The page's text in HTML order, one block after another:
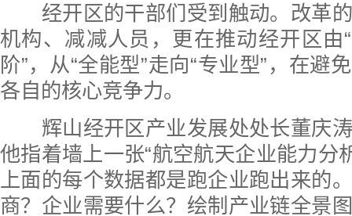
经开区的干部们受到触动。改革的
机构、减减人员，更在推动经开区由
阶”，从“全能型”走向“专业型”，在避
各自的核心竞争力。
辉山经开区产业发展处处长董庆涛
他指着墙上一张“航空航天企业能力分
上面的每个数据都是跑企业跑出来的
商？企业需要什么？绘制产业链全景